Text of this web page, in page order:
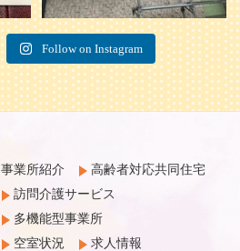
Follow on Instagram
事業所紹介
高齢者対応共同住宅
訪問介護サービス
多機能型事業所
空室状況
求人情報